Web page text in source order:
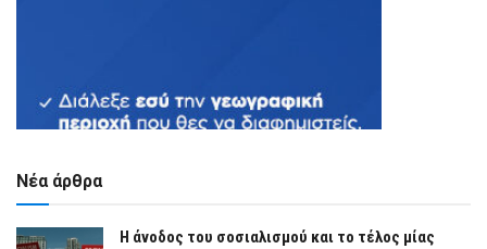
Νέα άρθρα
Η άνοδος του σοσιαλισμού και το τέλος μίας